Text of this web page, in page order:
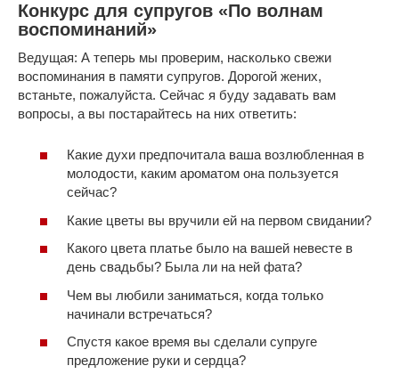
Конкурс для супругов «По волнам
воспоминаний»
Ведущая: А теперь мы проверим, насколько свежи
воспоминания в памяти супругов. Дорогой жених,
встаньте, пожалуйста. Сейчас я буду задавать вам
вопросы, а вы постарайтесь на них ответить:
Какие духи предпочитала ваша возлюбленная в
молодости, каким ароматом она пользуется
сейчас?
Какие цветы вы вручили ей на первом свидании?
Какого цвета платье было на вашей невесте в
день свадьбы? Была ли на ней фата?
Чем вы любили заниматься, когда только
начинали встречаться?
Спустя какое время вы сделали супруге
предложение руки и сердца?